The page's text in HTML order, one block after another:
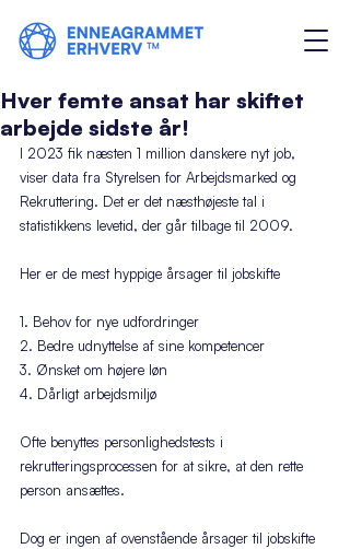
Hver femte ansat har skiftet
arbejde sidste år!
I 2023 fik næsten 1 million danskere nyt job,
viser data fra Styrelsen for Arbejdsmarked og
Rekruttering. Det er det næsthøjeste tal i
statistikkens levetid, der går tilbage til 2009.
Her er de mest hyppige årsager til jobskifte
1. Behov for nye udfordringer
2. Bedre udnyttelse af sine kompetencer
3. Ønsket om højere løn
4. Dårligt arbejdsmiljø
Ofte benyttes personlighedstests i
rekrutteringsprocessen for at sikre, at den rette
person ansættes.
Dog er ingen af ovenstående årsager til jobskifte